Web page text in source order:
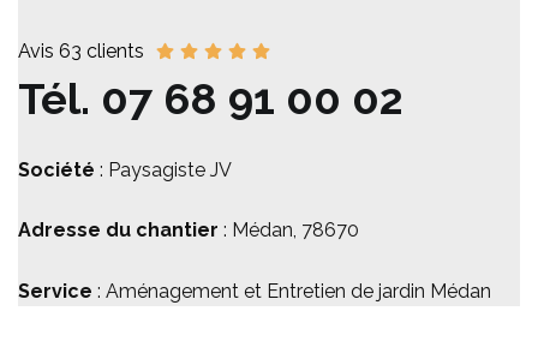
Avis 63 clients
Tél. 07 68 91 00 02
Société : Paysagiste JV
Adresse du chantier : Médan, 78670
Service : Aménagement et Entretien de jardin Médan